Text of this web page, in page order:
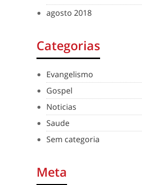
agosto 2018
Categorias
Evangelismo
Gospel
Noticias
Saude
Sem categoria
Meta